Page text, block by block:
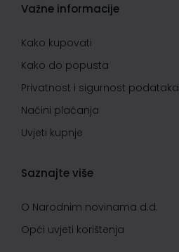
Važne informacije
Kako kupovati
Kako do popusta
Privatnost i sigurnost podataka
Načini plaćanja
Uvjeti kupnje
Saznajte više
O Narodnim novinama d.d.
Opći uvjeti korištenja